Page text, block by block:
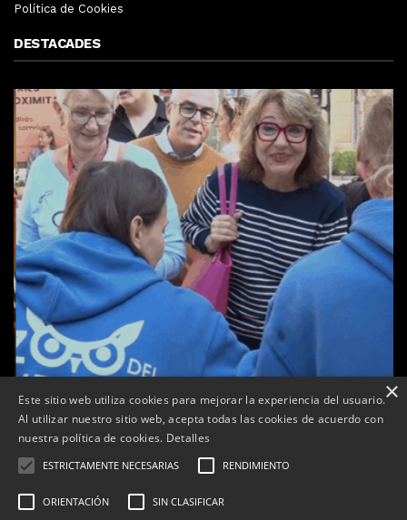
Política de Cookies
DESTACADES
Tàrrega celebra la 25a Fira del Medi Ambient
Per Tàrrega Televisió 18, octubre, 2025 - 12:26
×
Este sitio web utiliza cookies para mejorar la experiencia del usuario.
Al utilizar nuestro sitio web, acepta todas las cookies de acuerdo con
nuestra política de cookies. Detalles
ESTRICTAMENTE NECESARIAS RENDIMIENTO
ORIENTACIÓN SIN CLASIFICAR